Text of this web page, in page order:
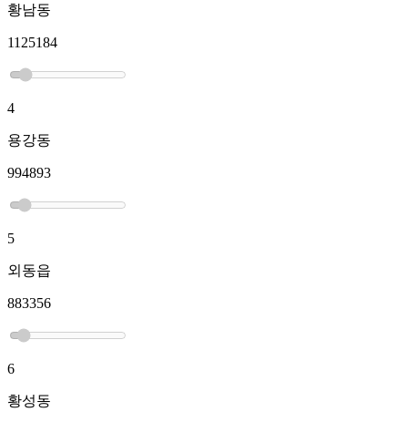
황남동
1125184
4
용강동
994893
5
외동읍
883356
6
황성동